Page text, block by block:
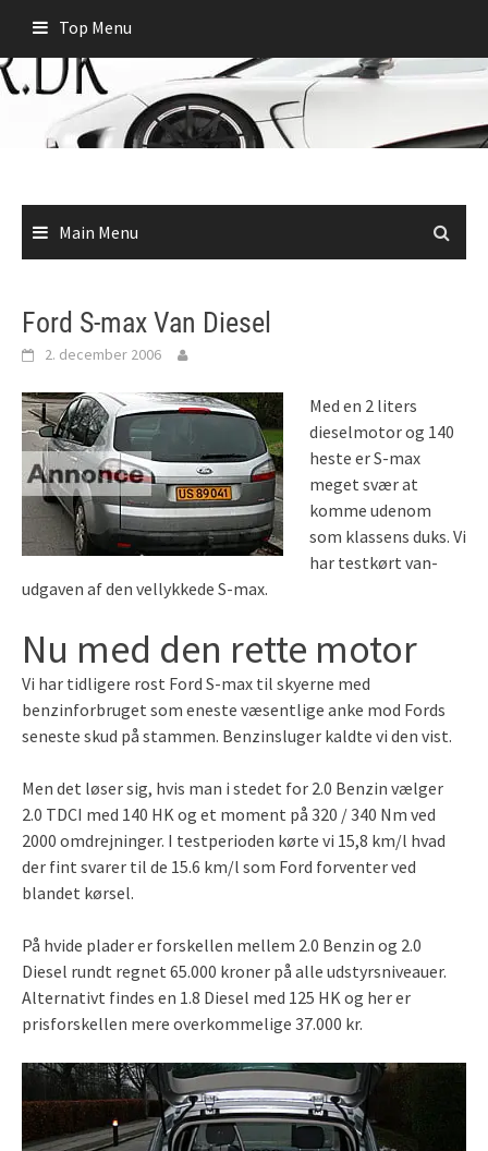
content
Top Menu
Main Menu
Ford S-max Van Diesel
2. december 2006
Med en 2 liters
dieselmotor og 140
heste er S-max
meget svær at
komme udenom
som klassens duks. Vi
har testkørt van-
udgaven af den vellykkede S-max.
Nu med den rette motor
Vi har tidligere rost Ford S-max til skyerne med
benzinforbruget som eneste væsentlige anke mod Fords
seneste skud på stammen. Benzinsluger kaldte vi den vist.
Men det løser sig, hvis man i stedet for 2.0 Benzin vælger
2.0 TDCI med 140 HK og et moment på 320 / 340 Nm ved
2000 omdrejninger. I testperioden kørte vi 15,8 km/l hvad
der fint svarer til de 15.6 km/l som Ford forventer ved
blandet kørsel.
På hvide plader er forskellen mellem 2.0 Benzin og 2.0
Diesel rundt regnet 65.000 kroner på alle udstyrsniveauer.
Alternativt findes en 1.8 Diesel med 125 HK og her er
prisforskellen mere overkommelige 37.000 kr.